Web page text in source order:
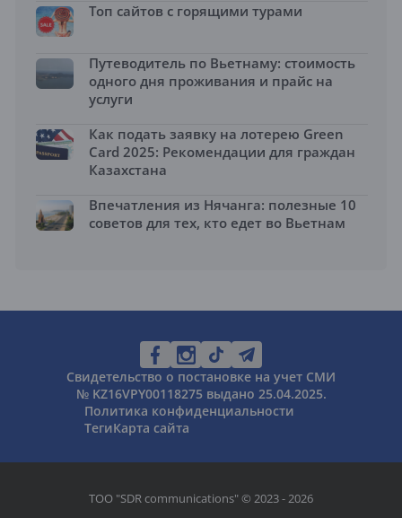
Топ сайтов с горящими турами
Путеводитель по Вьетнаму: стоимость
одного дня проживания и прайс на
услуги
Как подать заявку на лотерею Green
Card 2025: Рекомендации для граждан
Казахстана
Впечатления из Нячанга: полезные 10
советов для тех, кто едет во Вьетнам
Свидетельство о постановке на учет СМИ
№ KZ16VPY00118275 выдано 25.04.2025.
Политика конфиденциальности
ТегиКарта сайта
ТОО "SDR communications" © 2023 - 2026